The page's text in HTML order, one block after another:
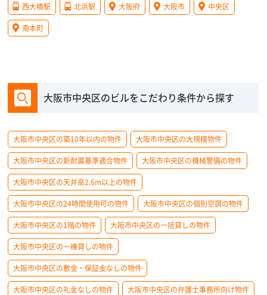
西大橋駅 北浜駅 大阪府 大阪市 中央区
南本町
大阪市中央区のビルをこだわり条件から探す
大阪市中央区の築10年以内の物件 大阪市中央区の大規模物件
大阪市中央区の新耐震基準適合物件 大阪市中央区の機械警備の物件
大阪市中央区の天井高2.6m以上の物件
大阪市中央区の24時間使用可の物件 大阪市中央区の個別空調の物件
大阪市中央区の1階の物件 大阪市中央区の一括貸しの物件
大阪市中央区の一棟貸しの物件
大阪市中央区の敷金・保証金なしの物件
大阪市中央区の礼金なしの物件 大阪市中央区の弁護士事務所向け物件